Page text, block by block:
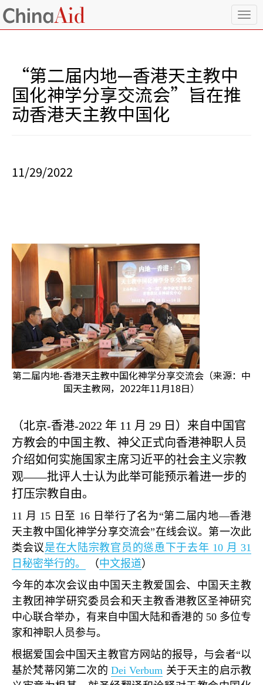
T
o
“第二届内地—香港天主教中
国化神学分享交流会”旨在推
动香港天主教中国化
11/29/2022
第二届内地-香港天主教中国化神学分享交流会（来源：中
国天主教网，2022年11月18日）
（北京-香港-2022 年 11 月 29 日）来自中国官
方教会的中国主教、神父正式向香港神职人员
介绍如何实施国家主席习近平的社会主义宗教
观——批评人士认为此举可能预示着进一步的
打压宗教自由。
11 月 15 日至 16 日举行了名为“第二届内地—香港
天主教中国化神学分享交流会”在线会议。第一次此
类会议是在大陆宗教官员的慫恿下于去年 10 月 31
日秘密举行的。
（中文报道）
今年的本次会议由中国天主教爱国会、中国天主教
主教团神学研究委员会和天主教香港教区圣神研究
中心联合举办，有来自中国大陆和香港的 50 多位专
家和神职人员参与。
根据爱国会中国天主教官方网站的报导，与会者“以
基於梵蒂冈第二次的Dei Verbum 关于天主的启示教